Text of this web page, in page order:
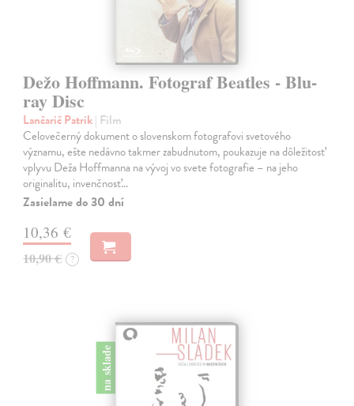
Dežo Hoffmann. Fotograf Beatles - Blu-
ray Disc
Lančarič Patrik| Film
Celovečerný dokument o slovenskom fotografovi svetového
významu, ešte nedávno takmer zabudnutom, poukazuje na dôležitosť
vplyvu Deža Hoffmanna na vývoj vo svete fotografie – na jeho
originalitu, invenčnosť…
Zasielame do 30 dní
10,36 €
10,90 € ?
na sklade